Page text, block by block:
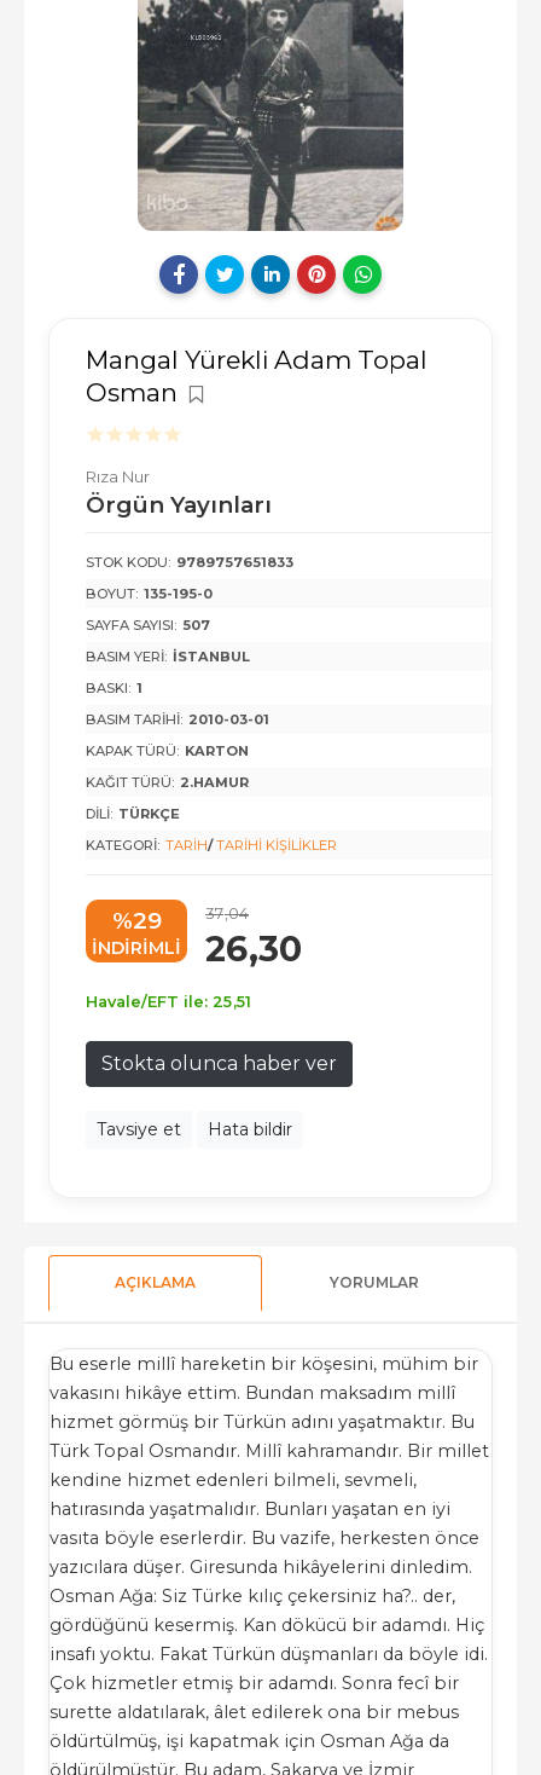
Mangal Yürekli Adam Topal
Osman
Rıza Nur
Örgün Yayınları
STOK KODU: 9789757651833
BOYUT: 135-195-0
SAYFA SAYISI: 507
BASIM YERI: İSTANBUL
BASKI: 1
BASIM TARIHI: 2010-03-01
KAPAK TÜRÜ: KARTON
KAĞIT TÜRÜ: 2.HAMUR
DILI: TÜRKÇE
KATEGORI: TARIH/TARIHI KIŞILIKLER
%29
INDIRIMLI
37,04
26,30
Havale/EFT ile: 25,51
Stokta olunca haber ver
Tavsiye et Hata bildir
AÇIKLAMA YORUMLAR
Bu eserle millî hareketin bir köşesini, mühim bir
vakasını hikâye ettim. Bundan maksadım millî
hizmet görmüş bir Türkün adını yaşatmaktır. Bu
Türk Topal Osmandır. Millî kahramandır. Bir millet
kendine hizmet edenleri bilmeli, sevmeli,
hatırasında yaşatmalıdır. Bunları yaşatan en iyi
vasıta böyle eserlerdir. Bu vazife, herkesten önce
yazıcılara düşer. Giresunda hikâyelerini dinledim.
Osman Ağa: Siz Türke kılıç çekersiniz ha?.. der,
gördüğünü kesermiş. Kan dökücü bir adamdı. Hiç
insafı yoktu. Fakat Türkün düşmanları da böyle idi.
Çok hizmetler etmiş bir adamdı. Sonra fecî bir
surette aldatılarak, âlet edilerek ona bir mebus
öldürtülmüş, işi kapatmak için Osman Ağa da
öldürülmüştür. Bu adam, Sakarya ve İzmir